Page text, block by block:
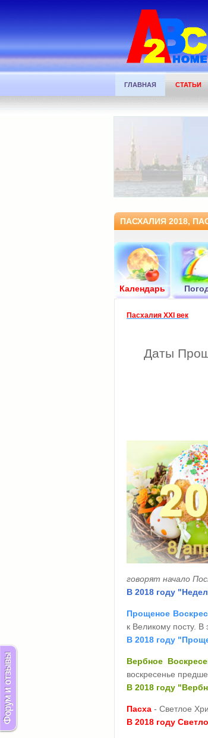
ГЛАВНАЯ СТАТЬИ
ПАСХАЛИЯ 2018,
Календарь
Пасхалия XXI век
Даты
говорят начало
В 2018 году
Прощеное
к Великому посту. В
В 2018 году
Вербное
воскресенье
В 2018 году
Пасха - Светлое
В 2018 году